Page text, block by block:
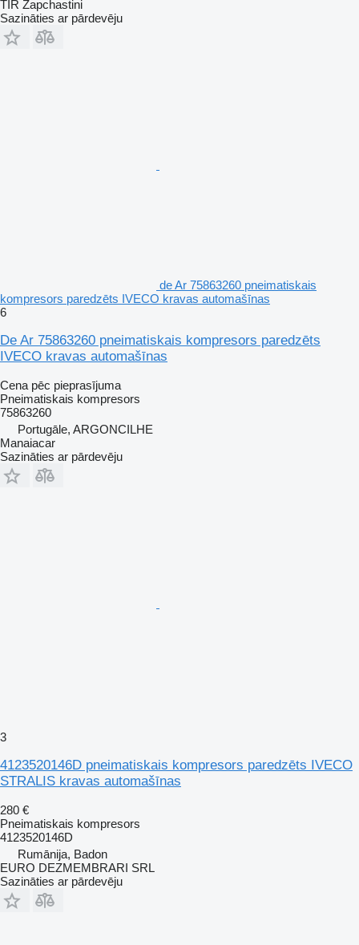
TIR Zapchastini
Sazināties ar pārdevēju
de Ar 75863260 pneimatiskais
kompresors paredzēts IVECO kravas automašīnas
6
De Ar 75863260 pneimatiskais kompresors paredzēts
IVECO kravas automašīnas
Cena pēc pieprasījuma
Pneimatiskais kompresors
75863260
Portugāle, ARGONCILHE
Manaiacar
Sazināties ar pārdevēju
3
4123520146D pneimatiskais kompresors paredzēts IVECO
STRALIS kravas automašīnas
280 €
Pneimatiskais kompresors
4123520146D
Rumānija, Badon
EURO DEZMEMBRARI SRL
Sazināties ar pārdevēju